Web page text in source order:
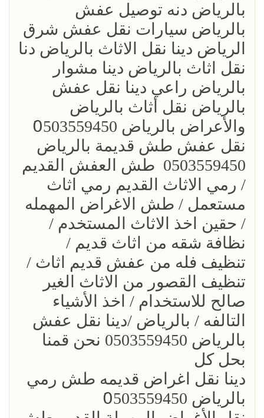
بالرياض دنه توصيل عفش
بالرياض سيارات نقل عفش شرق
الرياض دينا نقل الاثاث بالرياض دنا
نقل اثاث بالرياض دينا مشوار
بالرياض راعي دينا نقل عفش
بالرياض نقل أثاث بالرياض
والأعراض بالرياض 0َ503559450
نقل عفش طش قديمة بالرياض
0503559450 طش العفش القديم
/ رمي الاثاث القديم رمي اثاث
مستعمل / طش الاغراض المهمله
/ حقين اخذ الاثاث المستخدم /
نظافة شقه من اثاث قديم /
تنظيف فله من عفش قديم اثاث /
تنظيف القصور من الاثاث الغير
صالح للاستخدام / اخذ الأشياء
التالفه / بالرياض /دينا نقل عفش
بالرياض 0503559450 نحن قمنا
بحل كل
دينا نقل اغراض قديمه طش رمي
بالرياض 0َ503559450